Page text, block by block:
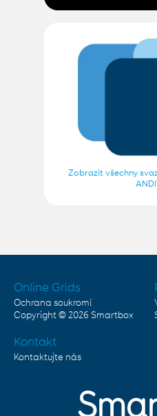
Zobrazit všechny
Online Grids
Ochrana soukromí
Copyright © 2026 Smartbox
Kontakt
Kontaktujte nás